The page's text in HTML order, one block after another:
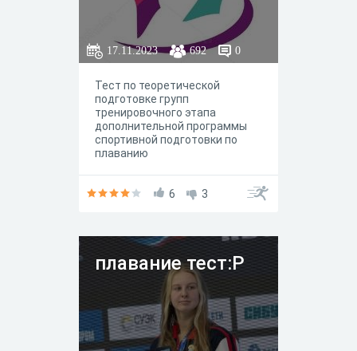
17.11.2023 692 0
Тест по теоретической
подготовке групп
тренировочного этапа
дополнительной программы
спортивной подготовки по
плаванию
6 3
плавание тест:Р